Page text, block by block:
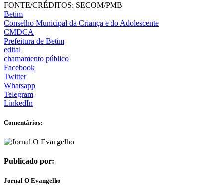
FONTE/CRÉDITOS: SECOM/PMB
Betim
Conselho Municipal da Criança e do Adolescente
CMDCA
Prefeitura de Betim
edital
chamamento público
Facebook
Twitter
Whatsapp
Telegram
LinkedIn
Comentários:
Publicado por:
Jornal O Evangelho